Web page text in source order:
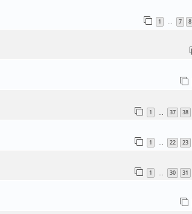
1 7 8
1 37 38
1 22 23
1 30 31